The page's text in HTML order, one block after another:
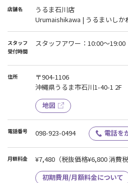
店舗名
うるま石川店
Urumaishikawa | うるまいしか
スタッフ
受付時間
スタッフアワー：10:00〜19:00
住所
〒904-1106
沖縄県うるま市石川1-40-1 2F
地図
電話番号 098-923-0494 電話を
月額料金 ¥7,480 （税抜価格¥6,800 消費
初期費用/月額料金について